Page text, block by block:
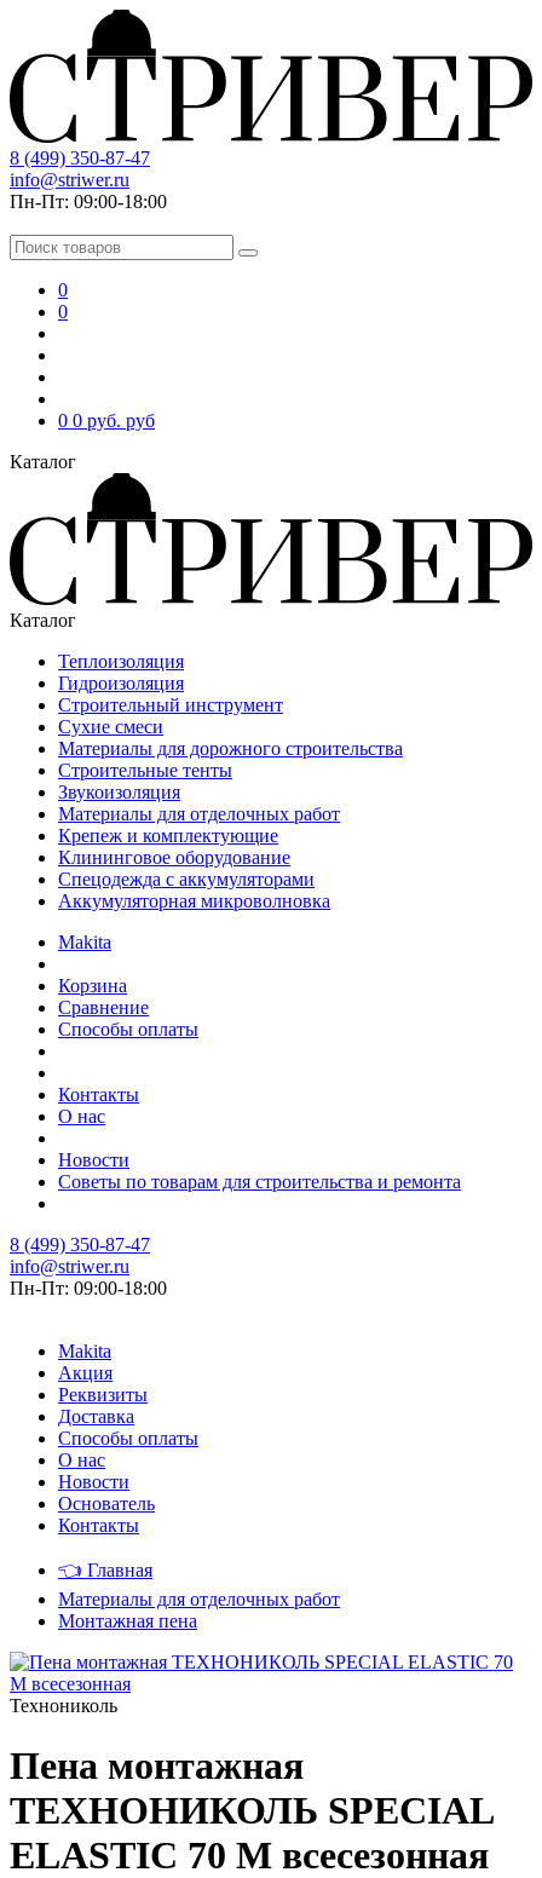
8 (499) 350-87-47
info@striwer.ru
Пн-Пт: 09:00-18:00
0
0
0 0 руб. руб
Каталог
Каталог
Теплоизоляция
Гидроизоляция
Строительный инструмент
Сухие смеси
Материалы для дорожного строительства
Строительные тенты
Звукоизоляция
Материалы для отделочных работ
Крепеж и комплектующие
Клининговое оборудование
Спецодежда с аккумуляторами
Аккумуляторная микроволновка
Makita
Корзина
Сравнение
Способы оплаты
Контакты
О нас
Новости
Советы по товарам для строительства и ремонта
8 (499) 350-87-47
info@striwer.ru
Пн-Пт: 09:00-18:00
Makita
Акция
Реквизиты
Доставка
Способы оплаты
О нас
Новости
Основатель
Контакты
👈 Главная
Материалы для отделочных работ
Монтажная пена
Технониколь
Пена монтажная
ТЕХНОНИКОЛЬ SPECIAL
ELASTIC 70 M всесезонная